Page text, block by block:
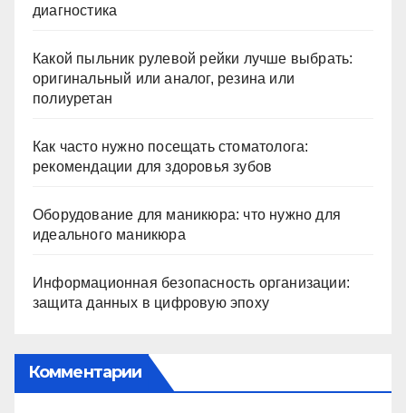
диагностика
Какой пыльник рулевой рейки лучше выбрать:
оригинальный или аналог, резина или
полиуретан
Как часто нужно посещать стоматолога:
рекомендации для здоровья зубов
Оборудование для маникюра: что нужно для
идеального маникюра
Информационная безопасность организации:
защита данных в цифровую эпоху
Комментарии